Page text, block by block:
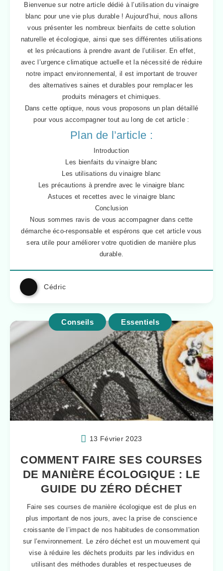
Bienvenue sur notre article dédié à l’utilisation du vinaigre
blanc pour une vie plus durable ! Aujourd’hui, nous allons
vous présenter les nombreux bienfaits de cette solution
naturelle et écologique, ainsi que ses différentes utilisations
et les précautions à prendre avant de l’utiliser. En effet,
avec l’urgence climatique actuelle et la nécessité de réduire
notre impact environnemental, il est important de trouver
des alternatives saines et durables pour remplacer les
produits ménagers et chimiques.
Dans cette optique, nous vous proposons un plan détaillé
pour vous accompagner tout au long de cet article :
Plan de l’article :
Introduction
Les bienfaits du vinaigre blanc
Les utilisations du vinaigre blanc
Les précautions à prendre avec le vinaigre blanc
Astuces et recettes avec le vinaigre blanc
Conclusion
Nous sommes ravis de vous accompagner dans cette
démarche éco-responsable et espérons que cet article vous
sera utile pour améliorer votre quotidien de manière plus
durable.
Cédric
Conseils Essentiels
13 Février 2023
COMMENT FAIRE SES COURSES
DE MANIÈRE ÉCOLOGIQUE : LE
GUIDE DU ZÉRO DÉCHET
Faire ses courses de manière écologique est de plus en
plus important de nos jours, avec la prise de conscience
croissante de l’impact de nos habitudes de consommation
sur l’environnement. Le zéro déchet est un mouvement qui
vise à réduire les déchets produits par les individus en
utilisant des méthodes durables et respectueuses de